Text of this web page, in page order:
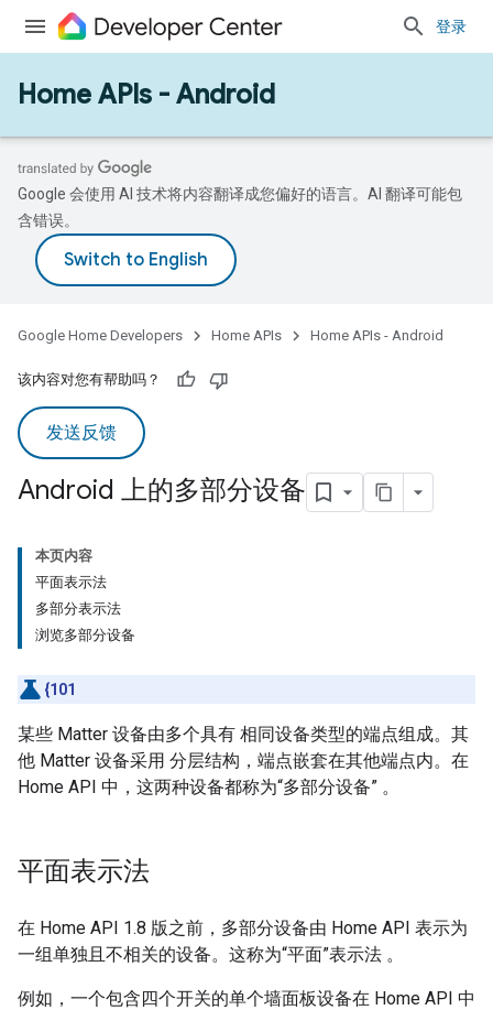
登录
Home APIs - Android
Google 会使用 AI 技术将内容翻译成您偏好的语言。AI 翻译可能包
含错误。
Google Home Developers Home APIs Home APIs - Android
该内容对您有帮助吗？
发送反馈
Android 上的多部分设备
本页内容
平面表示法
多部分表示法
浏览多部分设备
{101
某些 Matter 设备由多个具有 相同设备类型的端点组成。其
他 Matter 设备采用 分层结构，端点嵌套在其他端点内。在
Home API 中，这两种设备都称为“多部分设备” 。
平面表示法
在 Home API 1.8 版之前，多部分设备由 Home API 表示为
一组单独且不相关的设备。这称为“平面”表示法 。
例如，一个包含四个开关的单个墙面板设备在 Home API 中